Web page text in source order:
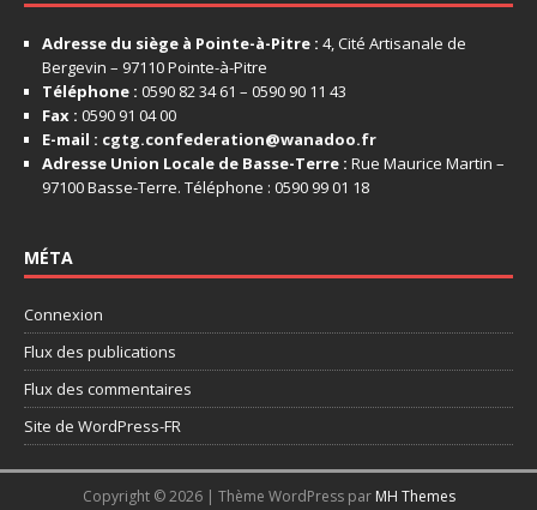
Adresse du siège à Pointe-à-Pitre : 4, Cité Artisanale de
Bergevin – 97110 Pointe-à-Pitre
Téléphone : 0590 82 34 61 – 0590 90 11 43
Fax : 0590 91 04 00
E-mail : cgtg.confederation@wanadoo.fr
Adresse Union Locale de Basse-Terre : Rue Maurice Martin –
97100 Basse-Terre. Téléphone : 0590 99 01 18
MÉTA
Connexion
Flux des publications
Flux des commentaires
Site de WordPress-FR
Copyright © 2026 | Thème WordPress par MH Themes